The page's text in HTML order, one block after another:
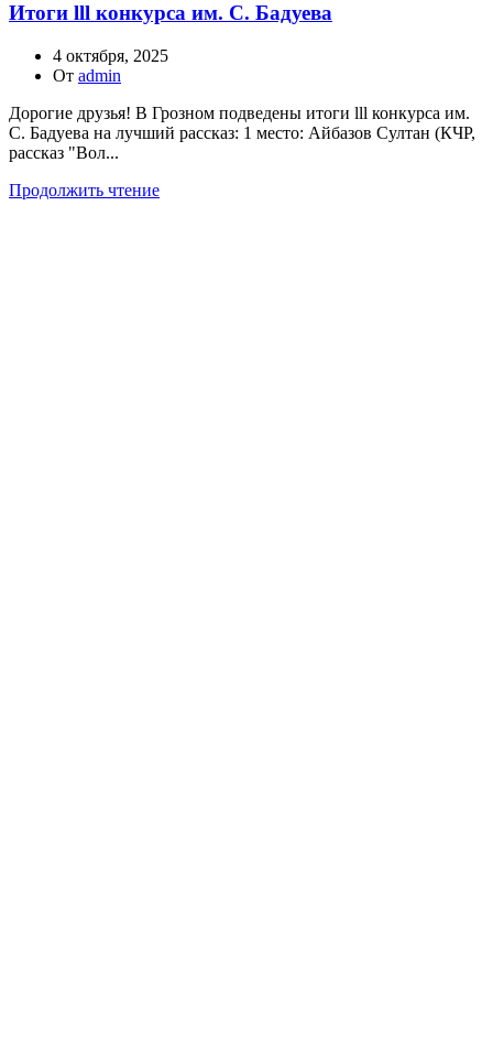
Итоги lll конкурса им. С. Бадуева
4 октября, 2025
От admin
Дорогие друзья! В Грозном подведены итоги lll конкурса им.
С. Бадуева на лучший рассказ: 1 место: Айбазов Султан (КЧР,
рассказ "Вол...
Продолжить чтение